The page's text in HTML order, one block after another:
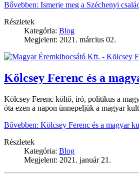
Bővebben: Ismerje meg a Széchenyi
Részletek
Kategória: Blog
Megjelent: 2021. március 02.
Kölcsey Ferenc és a
Kölcsey Ferenc költő, író, politikus a
óta ezen a napon ünnepeljük a magyar
Bővebben: Kölcsey Ferenc és a magyar
Részletek
Kategória: Blog
Megjelent: 2021. január 21.